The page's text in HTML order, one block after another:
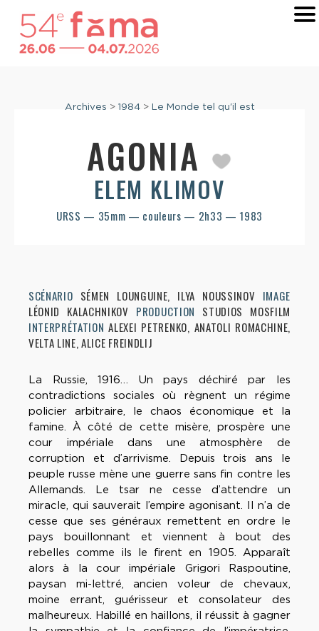
Archives > 1984> Le Monde tel qu'il est
AGONIA
ELEM KLIMOV
URSS — 35mm — couleurs — 2h33 — 1983
SCÉNARIO SÉMEN LOUNGUINE, ILYA NOUSSINOV IMAGE
LÉONID KALACHNIKOV PRODUCTION STUDIOS MOSFILM
INTERPRÉTATION ALEXEI PETRENKO, ANATOLI ROMACHINE,
VELTA LINE, ALICE FREINDLIJ
La Russie, 1916… Un pays déchiré par les
contradictions sociales où règnent un régime
policier arbitraire, le chaos économique et la
famine. À côté de cette misère, prospère une
cour impériale dans une atmosphère de
corruption et d’arrivisme. Depuis trois ans le
peuple russe mène une guerre sans fin contre les
Allemands. Le tsar ne cesse d’attendre un
miracle, qui sauverait l’empire agonisant. Il n’a de
cesse que ses généraux remettent en ordre le
pays bouillonnant et viennent à bout des
rebelles comme ils le firent en 1905. Apparaît
alors à la cour impériale Grigori Raspoutine,
paysan mi-lettré, ancien voleur de chevaux,
moine errant, guérisseur et consolateur des
malheureux. Habillé en haillons, il réussit à gagner